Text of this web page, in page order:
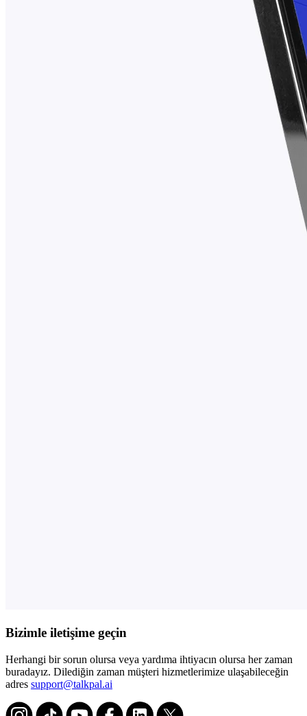
Bizimle iletişime geçin
Herhangi bir sorun olursa veya yardıma ihtiyacın olursa her zaman
buradayız. Dilediğin zaman müşteri hizmetlerimize ulaşabileceğin
adres support@talkpal.ai